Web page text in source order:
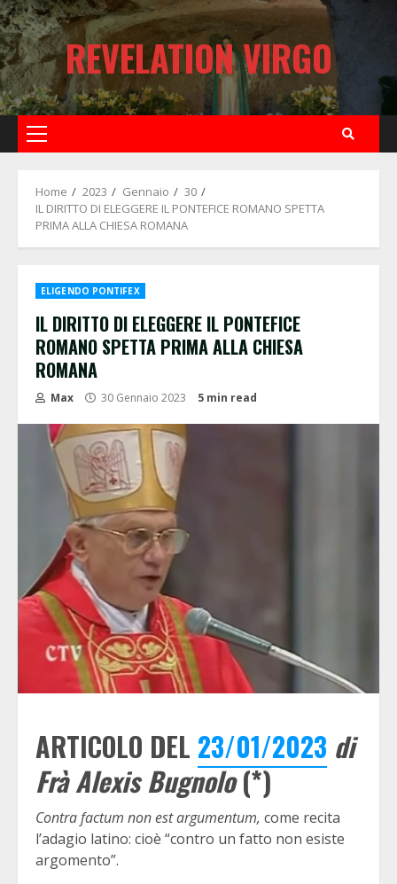
Skip
to
content
REVELATION VIRGO
Primary
Home 2023 Gennaio
30
IL DIRITTO DI ELEGGERE IL PONTEFICE ROMANO SPETTA
PRIMA ALLA CHIESA ROMANA
ELIGENDO PONTIFEX
IL DIRITTO DI ELEGGERE IL PONTEFICE
ROMANO SPETTA PRIMA ALLA CHIESA
ROMANA
Max 30 Gennaio 2023 5 min read
ARTICOLO DEL 23/01/2023 di
Frà Alexis Bugnolo(*)
Contra factum non est argumentum, come recita
l’adagio latino: cioè “contro un fatto non esiste
argomento”.